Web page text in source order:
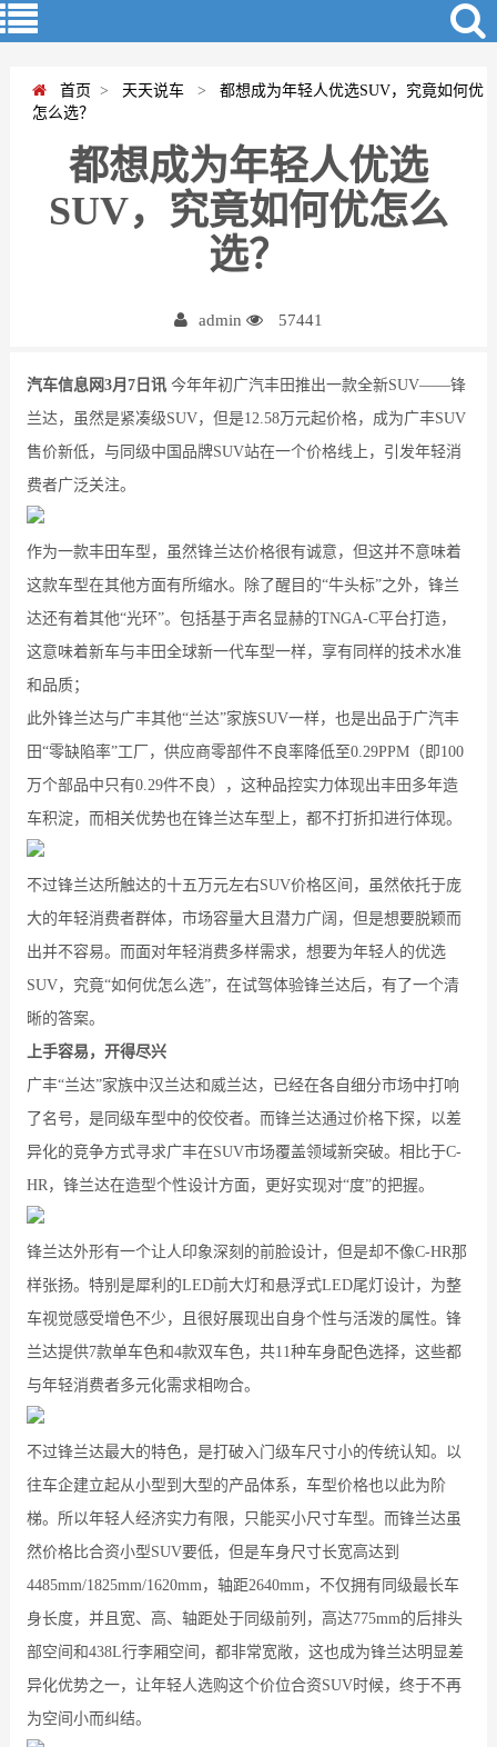
首页 > 天天说车 >
都想成为年轻人优选SUV，究竟如何优
怎么选？
都想成为年轻人优选
SUV，究竟如何优怎么
选？
admin 57441
汽车信息网3月7日讯今年年初广汽丰田推出一款全新SUV——锋
兰达，虽然是紧凑级SUV，但是12.58万元起价格，成为广丰SUV
售价新低，与同级中国品牌SUV站在一个价格线上，引发年轻消
费者广泛关注。
作为一款丰田车型，虽然锋兰达价格很有诚意，但这并不意味着
这款车型在其他方面有所缩水。除了醒目的“牛头标”之外，锋兰
达还有着其他“光环”。包括基于声名显赫的TNGA-C平台打造，
这意味着新车与丰田全球新一代车型一样，享有同样的技术水准
和品质；
此外锋兰达与广丰其他“兰达”家族SUV一样，也是出品于广汽丰
田“零缺陷率”工厂，供应商零部件不良率降低至0.29PPM（即100
万个部品中只有0.29件不良），这种品控实力体现出丰田多年造
车积淀，而相关优势也在锋兰达车型上，都不打折扣进行体现。
不过锋兰达所触达的十五万元左右SUV价格区间，虽然依托于庞
大的年轻消费者群体，市场容量大且潜力广阔，但是想要脱颖而
出并不容易。而面对年轻消费多样需求，想要为年轻人的优选
SUV，究竟“如何优怎么选”，在试驾体验锋兰达后，有了一个清
晰的答案。
上手容易，开得尽兴
广丰“兰达”家族中汉兰达和威兰达，已经在各自细分市场中打响
了名号，是同级车型中的佼佼者。而锋兰达通过价格下探，以差
异化的竞争方式寻求广丰在SUV市场覆盖领域新突破。相比于C-
HR，锋兰达在造型个性设计方面，更好实现对“度”的把握。
锋兰达外形有一个让人印象深刻的前脸设计，但是却不像C-HR那
样张扬。特别是犀利的LED前大灯和悬浮式LED尾灯设计，为整
车视觉感受增色不少，且很好展现出自身个性与活泼的属性。锋
兰达提供7款单车色和4款双车色，共11种车身配色选择，这些都
与年轻消费者多元化需求相吻合。
不过锋兰达最大的特色，是打破入门级车尺寸小的传统认知。以
往车企建立起从小型到大型的产品体系，车型价格也以此为阶
梯。所以年轻人经济实力有限，只能买小尺寸车型。而锋兰达虽
然价格比合资小型SUV要低，但是车身尺寸长宽高达到
4485mm/1825mm/1620mm，轴距2640mm，不仅拥有同级最长车
身长度，并且宽、高、轴距处于同级前列，高达775mm的后排头
部空间和438L行李厢空间，都非常宽敞，这也成为锋兰达明显差
异化优势之一，让年轻人选购这个价位合资SUV时候，终于不再
为空间小而纠结。